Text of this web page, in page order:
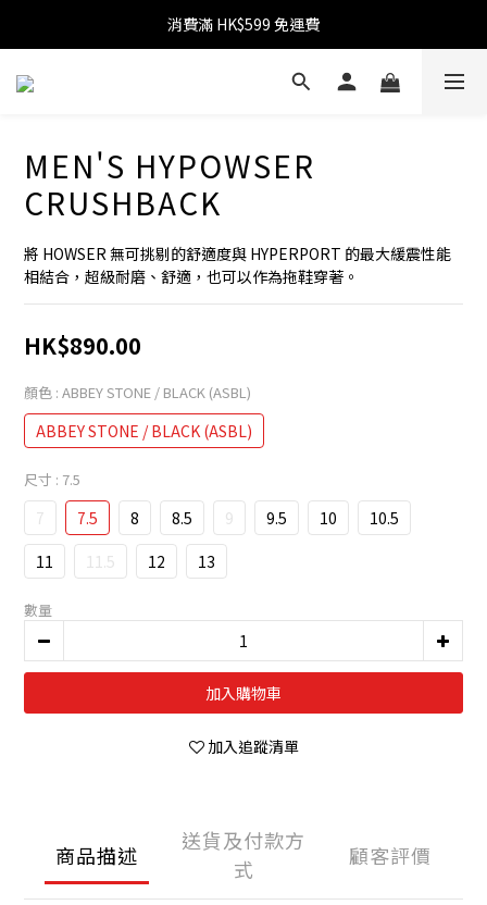
消費滿 HK$599 免運費
消費滿 HK$599 免運費
累積消費滿 HK$1,800 可升級為 VIP
消費滿 HK$599 免運費
MEN'S HYPOWSER
CRUSHBACK
將 HOWSER 無可挑剔的舒適度與 HYPERPORT 的最大緩震性能
相結合，超級耐磨、舒適，也可以作為拖鞋穿著。
HK$890.00
顏色 : ABBEY STONE / BLACK (ASBL)
ABBEY STONE / BLACK (ASBL)
尺寸 : 7.5
7 7.5 8 8.5 9 9.5 10
10.5
11
11.5 12 13
數量
加入購物車
加入追蹤清單
商品描述
送貨及付款方
式
顧客評價